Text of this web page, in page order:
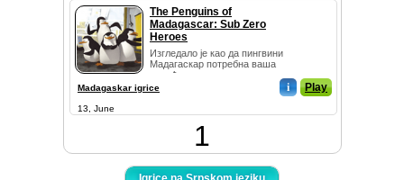
The Penguins of
Madagascar: Sub Zero
Heroes
Изгледало је као да пингвини
Мадагаскар потребна ваша
помоћ у новом адитива
платформска игра Пинг...
Madagaskar igrice i Play
13, June
1